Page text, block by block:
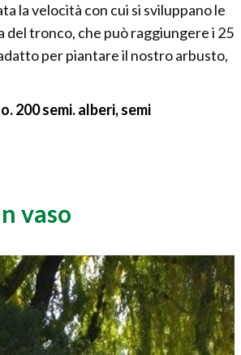
la velocità con cui si sviluppano le
del tronco, che può raggiungere i 25
per piantare il nostro arbusto,
200 semi. alberi, semi
vaso